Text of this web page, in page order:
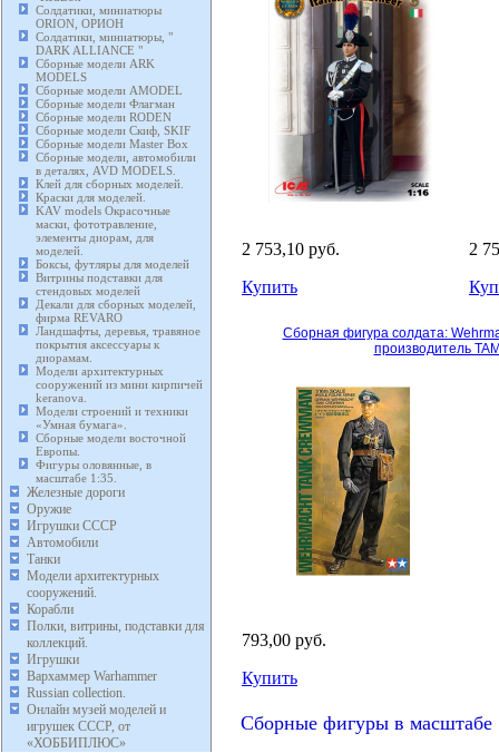
Солдатики, миниатюры
ORION, ОРИОН
Солдатики, миниатюры, "
DARK ALLIANCE "
Сборные модели ARK
MODELS
Сборные модели AMODEL
Сборные модели Флагман
Сборные модели RODEN
Сборные модели Скиф, SKIF
Сборные модели Master Box
Сборные модели, автомобили
в деталях, AVD MODELS.
Клей для сборных моделей.
Краски для моделей.
KAV models Окрасочные
маски, фототравление,
элементы диорам, для
моделей.
Боксы, футляры для моделей
Витрины подставки для
стендовых моделей
Декали для сборных моделей,
фирма REVARO
Ландшафты, деревья, травяное
покрытия аксессуары к
диорамам.
Модели архитектурных
сооружений из мини кирпичей
keranova.
Модели строений и техники
«Умная бумага».
Сборные модели восточной
Европы.
Фигуры оловянные, в
масштабе 1:35.
Железные дороги
Оружие
Игрушки СССР
Автомобили
Танки
Модели архитектурных
сооружений.
Корабли
Полки, витрины, подставки для
коллекций.
Игрушки
Вархаммер Warhammer
Russian collection.
Онлайн музей моделей и
игрушек СССР, от
«ХОББИПЛЮС»
2 753,10 руб.
Купить
2
Сборная фигура солдата:
производитель
793,00 руб.
Купить
Сборные фигуры в масштабе